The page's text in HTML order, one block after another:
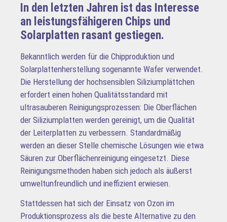
In den letzten Jahren ist das Interesse
an leistungsfähigeren Chips und
Solarplatten rasant gestiegen.
Bekanntlich werden für die Chipproduktion und
Solarplattenherstellung sogenannte Wafer verwendet.
Die Herstellung der hochsensiblen Siliziumplättchen
erfordert einen hohen Qualitätsstandard mit
ultrasauberen Reinigungsprozessen: Die Oberflächen
der Siliziumplatten werden gereinigt, um die Qualität
der Leiterplatten zu verbessern. Standardmäßig
werden an dieser Stelle chemische Lösungen wie etwa
Säuren zur Oberflächenreinigung eingesetzt. Diese
Reinigungsmethoden haben sich jedoch als äußerst
umweltunfreundlich und ineffizient erwiesen.
Stattdessen hat sich der Einsatz von Ozon im
Produktionsprozess als die beste Alternative zu den